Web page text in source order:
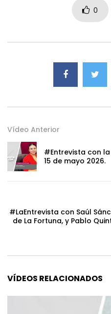
0
Vídeo Anterior
#Entrevista con
15 de mayo 2026.
#LaEntrevista con Saúl
de La Fortuna, y Pablo
VÍDEOS RELACIONADOS